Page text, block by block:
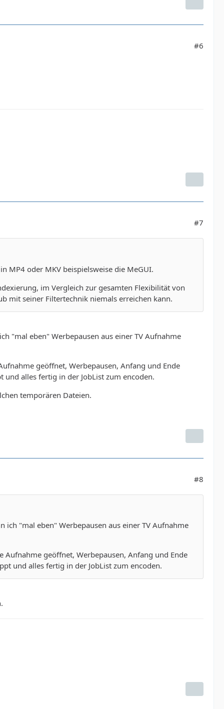
#6
#7
MP4 oder MKV beispielsweise die MeGUI.
im Vergleich zur gesamten Flexibilität von
mit seiner Filtertechnik niemals erreichen kann.
"mal eben" Werbepausen aus einer TV Aufnahme
geöffnet, Werbepausen, Anfang und Ende
alles fertig in der JobList zum encoden.
temporären Dateien.
#8
"mal eben" Werbepausen aus einer TV Aufnahme
Aufnahme geöffnet, Werbepausen, Anfang und Ende
und alles fertig in der JobList zum encoden.